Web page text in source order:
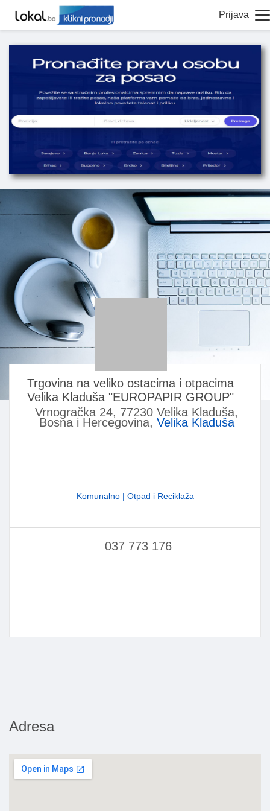
Prijava
Trgovina na veliko ostacima i otpacima
Velika Kladuša "EUROPAPIR GROUP"
Vrnogračka 24, 77230 Velika Kladuša,
Bosna i Hercegovina, Velika Kladuša
Komunalno | Otpad i Reciklaža
037 773 176
Adresa